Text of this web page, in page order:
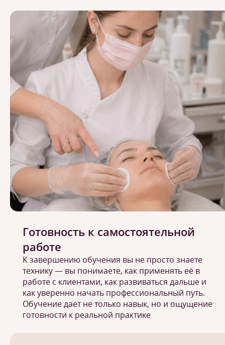
Готовность к самостоятельной
работе
К завершению обучения вы не просто знаете
технику — вы понимаете, как применять её в
работе с клиентами, как развиваться дальше и
как уверенно начать профессиональный путь.
Обучение дает не только навык, но и ощущение
готовности к реальной практике